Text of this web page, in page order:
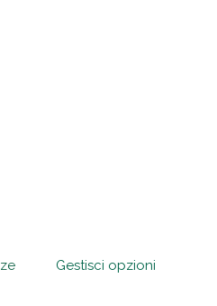
Gestisci opzioni